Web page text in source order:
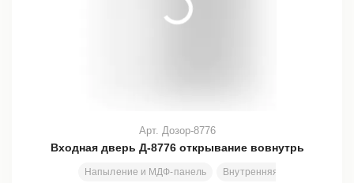
Входная дверь Д-8776 открывание вовнутрь
Напыление и МДФ-панель Внутренняя
Арт. Дозор-8776